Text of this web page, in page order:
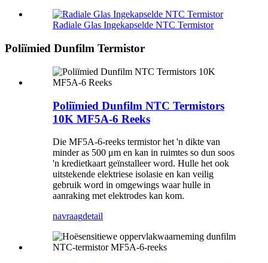
Radiale Glas Ingekapselde NTC Termistor
Poliïmied Dunfilm Termistor
Poliïmied Dunfilm NTC Termistors
10K MF5A-6 Reeks
Die MF5A-6-reeks termistor het 'n dikte van
minder as 500 μm en kan in ruimtes so dun soos
'n kredietkaart geïnstalleer word. Hulle het ook
uitstekende elektriese isolasie en kan veilig
gebruik word in omgewings waar hulle in
aanraking met elektrodes kan kom.
navraagdetail